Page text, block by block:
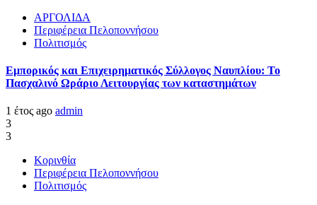
ΑΡΓΟΛΙΔΑ
Περιφέρεια Πελοποννήσου
Πολιτισμός
Εμπορικός και Επιχειρηματικός Σύλλογος Ναυπλίου: Το
Πασχαλινό Ωράριο Λειτουργίας των καταστημάτων
1 έτος ago admin
3
3
Κορινθία
Περιφέρεια Πελοποννήσου
Πολιτισμός